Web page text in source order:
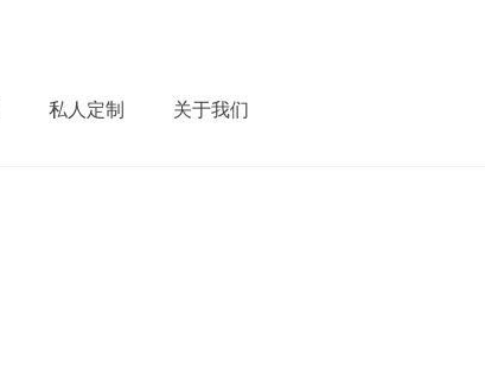
私人定制 关于我们